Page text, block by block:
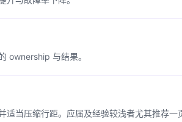
ownership 与结果。
适当压缩行距。应届及经验较浅者尤其推荐一